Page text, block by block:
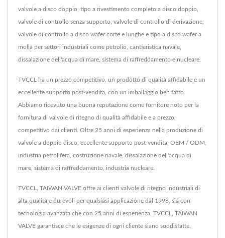
valvole a disco doppio, tipo a rivestimento completo a disco doppio,
valvole di controllo senza supporto, valvole di controllo di derivazione,
valvole di controllo a disco wafer corte e lunghe e tipo a disco wafer a
molla per settori industriali come petrolio, cantieristica navale,
dissalazione dell'acqua di mare, sistema di raffreddamento e nucleare.
TVCCL ha un prezzo competitivo, un prodotto di qualità affidabile e un
eccellente supporto post-vendita, con un imballaggio ben fatto.
Abbiamo ricevuto una buona reputazione come fornitore noto per la
fornitura di valvole di ritegno di qualità affidabile e a prezzo
competitivo dai clienti. Oltre 25 anni di esperienza nella produzione di
valvole a doppio disco, eccellente supporto post-vendita, OEM / ODM,
industria petrolifera, costruzione navale, dissalazione dell'acqua di
mare, sistema di raffreddamento, industria nucleare.
TVCCL, TAIWAN VALVE offre ai clienti valvole di ritegno industriali di
alta qualità e durevoli per qualsiasi applicazione dal 1998, sia con
tecnologia avanzata che con 25 anni di esperienza, TVCCL, TAIWAN
VALVE garantisce che le esigenze di ogni cliente siano soddisfatte.